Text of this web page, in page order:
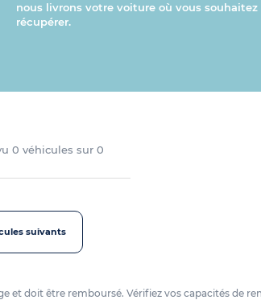
nous livrons votre voiture où vous souhaitez
récupérer.
0véhicules sur0
suivants
et doit être remboursé. Vérifiez vos capacités de